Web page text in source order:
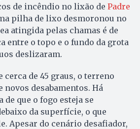
de incêndio no lixão de Padre
pilha de lixo desmoronou no
atingida pelas chamas é de
entre o topo e o fundo da grota
deslizaram.
cerca de 45 graus, o terreno
novos desabamentos. Há
de que o fogo esteja se
da superfície, o que
Apesar do cenário desafiador,